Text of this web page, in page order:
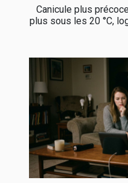
Canicule plus
plus sous les 20 °C,